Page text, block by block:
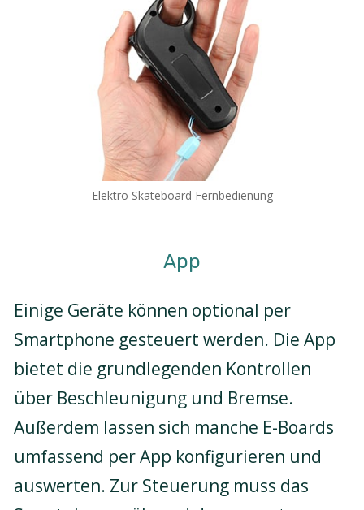
Elektro Skateboard Fernbedienung
App
Einige Geräte können optional per
Smartphone gesteuert werden. Die App
bietet die grundlegenden Kontrollen
über Beschleunigung und Bremse.
Außerdem lassen sich manche E-Boards
umfassend per App konfigurieren und
auswerten. Zur Steuerung muss das